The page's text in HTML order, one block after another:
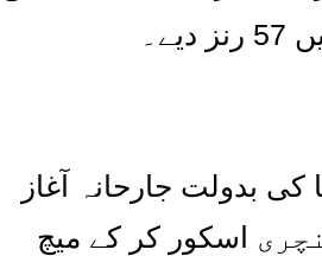
57 رنز دیے۔
بدولت جارحانہ آغاز
نچری اسکور کر کے میچ